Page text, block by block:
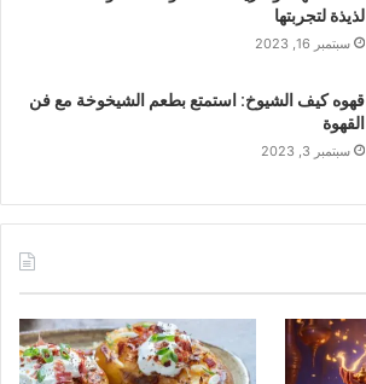
لذيذة لتجربتها
سبتمبر 16, 2023
قهوه كيف الشيوخ: استمتع بطعم الشيخوخة مع فن
القهوة
سبتمبر 3, 2023